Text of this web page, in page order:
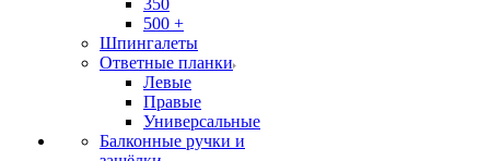
350
500 +
Шпингалеты
Ответные планки
Левые
Правые
Универсальные
Балконные ручки и